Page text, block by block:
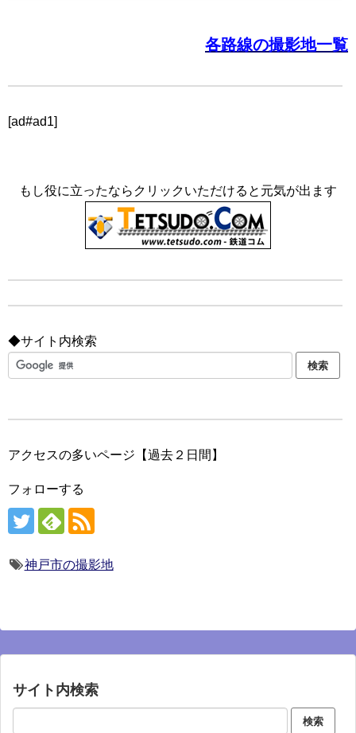
各路線の撮影地一覧
[ad#ad1]
もし役に立ったならクリックいただけると元気が出ます
◆サイト内検索
アクセスの多いページ【過去２日間】
フォローする
神戸市の撮影地
サイト内検索